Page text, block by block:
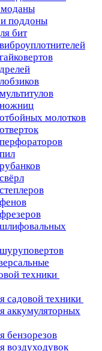
поддоны
бит
молотков
техники
садовой техники
аккумуляторных
бензорезов
воздуходувок